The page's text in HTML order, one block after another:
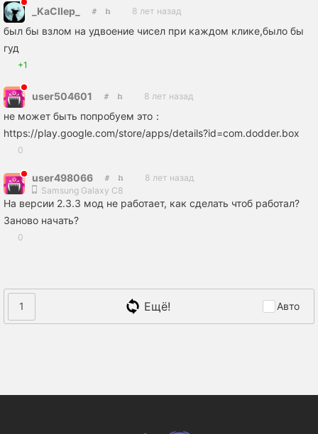
_KaCIIep_ 8 лет назад
был бы взлом на удвоение чисел при каждом клике,было бы
гуд
+1
user504601 8 лет назад
не может быть попробуем это：
https://play.google.com/store/apps/details?id=com.dodder.box
0
user498066
8 лет назад
Samsung Galaxy C8
На версии 2.3.3 мод не работает, как сделать чтоб работал?
Заново начать?
0
1 Ещё! Авто